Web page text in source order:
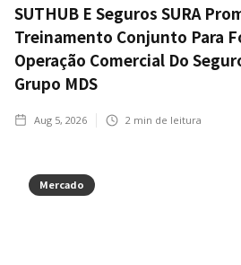
SUTHUB E Seguros SURA
Treinamento Conjunto Para
Operação Comercial Do
Grupo MDS
Aug 5, 2026 2 min de leitura
Mercado